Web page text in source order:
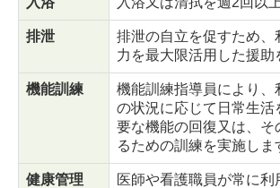
排泄
排泄の自立を促すため、
力を最大限活用した援助
機能訓練
機能訓練指導員により、
の状況に応じて日常生活
要な機能の回復又は、そ
るための訓練を実施しま
健康管理
医師や看護職員が常に利